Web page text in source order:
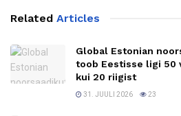
Related Articles
Global Estonian
toob Eestisse ligi 50
kui 20 riigist
31. JUULI 2026 23